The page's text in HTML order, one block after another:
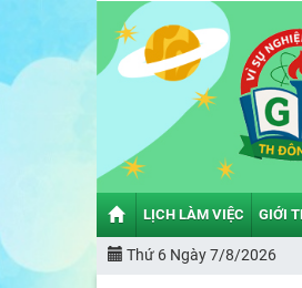
LỊCH LÀM VIỆC GIỚI
Thứ 6 Ngày 7/8/2026
CHÀO